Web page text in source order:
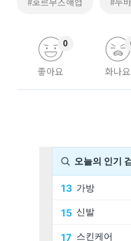
좋아요
0
화나요